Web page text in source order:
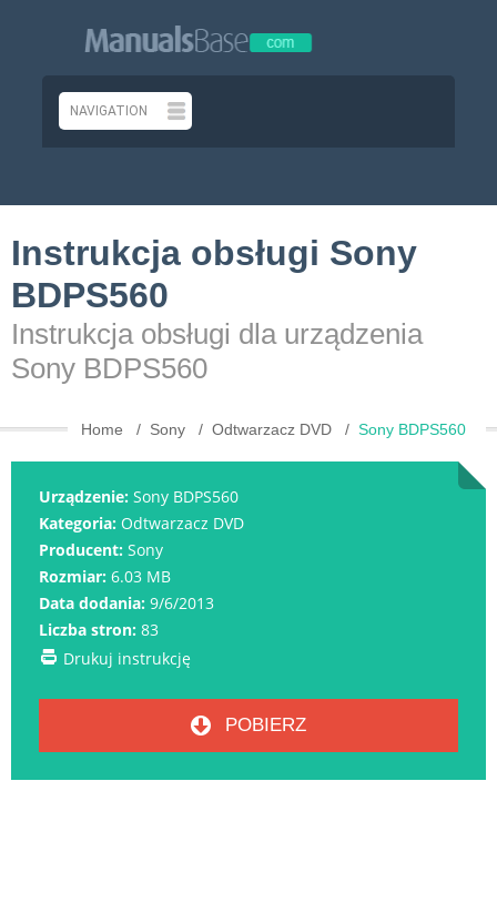
Instrukcja obsługi Sony
BDPS560
Instrukcja obsługi dla urządzenia
Sony BDPS560
Home Sony Odtwarzacz DVD Sony BDPS560
Urządzenie: Sony BDPS560
Kategoria: Odtwarzacz DVD
Producent: Sony
Rozmiar: 6.03 MB
Data dodania: 9/6/2013
Liczba stron: 83
Drukuj instrukcję
POBIERZ